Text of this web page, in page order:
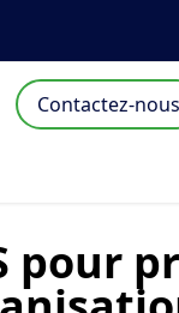
Contactez-nous
pour